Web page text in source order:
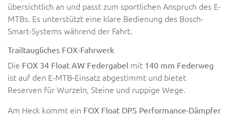
übersichtlich an und passt zum sportlichen Anspruch des E-
MTBs. Es unterstützt eine klare Bedienung des Bosch-
Smart-Systems während der Fahrt.
Trailtaugliches FOX-Fahrwerk
Die FOX 34 Float AW Federgabel mit 140 mm Federweg
ist auf den E-MTB-Einsatz abgestimmt und bietet
Reserven für Wurzeln, Steine und ruppige Wege.
Am Heck kommt ein FOX Float DPS Performance-Dämpfer